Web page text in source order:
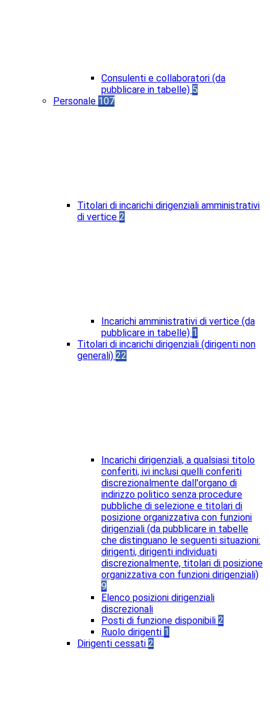
Consulenti e collaboratori (da
pubblicare in tabelle) 5
Personale 107
Titolari di incarichi dirigenziali amministrativi
di vertice 2
Incarichi amministrativi di vertice (da
pubblicare in tabelle) 1
Titolari di incarichi dirigenziali (dirigenti non
generali) 22
Incarichi dirigenziali, a qualsiasi titolo
conferiti, ivi inclusi quelli conferiti
discrezionalmente dall'organo di
indirizzo politico senza procedure
pubbliche di selezione e titolari di
posizione organizzativa con funzioni
dirigenziali (da pubblicare in tabelle
che distinguano le seguenti situazioni:
dirigenti, dirigenti individuati
discrezionalmente, titolari di posizione
organizzativa con funzioni dirigenziali)
9
Elenco posizioni dirigenziali
discrezionali
Posti di funzione disponibili 2
Ruolo dirigenti 1
Dirigenti cessati 2